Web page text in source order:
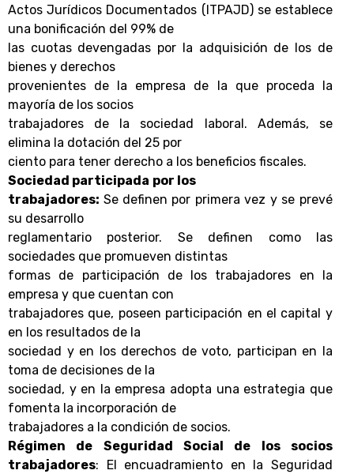
Actos Jurídicos Documentados (ITPAJD) se establece
una bonificación del 99% de
las cuotas devengadas por la adquisición de los de
bienes y derechos
provenientes de la empresa de la que proceda la
mayoría de los socios
trabajadores de la sociedad laboral. Además, se
elimina la dotación del 25 por
ciento para tener derecho a los beneficios fiscales.
Sociedad participada por los
trabajadores: Se definen por primera vez y se prevé
su desarrollo
reglamentario posterior. Se definen como las
sociedades que promueven distintas
formas de participación de los trabajadores en la
empresa y que cuentan con
trabajadores que, poseen participación en el capital y
en los resultados de la
sociedad y en los derechos de voto, participan en la
toma de decisiones de la
sociedad, y en la empresa adopta una estrategia que
fomenta la incorporación de
trabajadores a la condición de socios.
Régimen de Seguridad Social
de los socios
trabajadores: El encuadramiento en la Seguridad